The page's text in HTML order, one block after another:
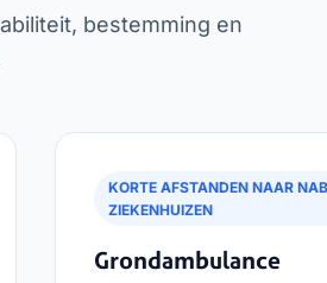
bestemming en
KORTE AFSTANDEN NAAR
ZIEKENHUIZEN
Grondambulance